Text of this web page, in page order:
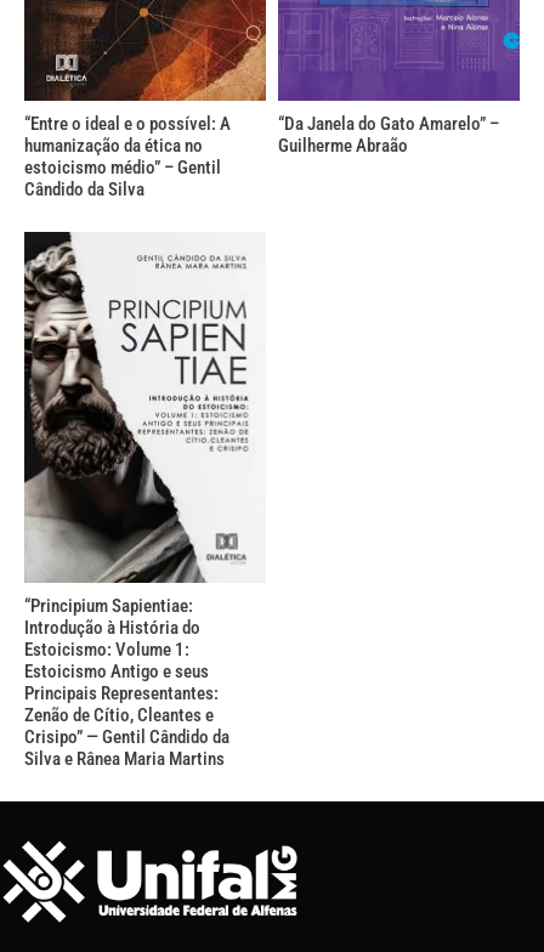
“Entre o ideal e o possível: A
humanização da ética no
estoicismo médio” – Gentil
Cândido da Silva
“Da Janela do Gato Amarelo” –
Guilherme Abraão
“Principium Sapientiae:
Introdução à História do
Estoicismo: Volume 1:
Estoicismo Antigo e seus
Principais Representantes:
Zenão de Cítio, Cleantes e
Crisipo” — Gentil Cândido da
Silva e Rânea Maria Martins